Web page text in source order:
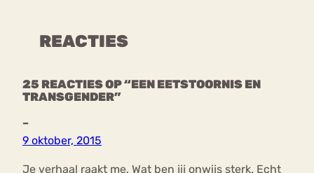
REACTIES
25 REACTIES OP “EEN EETSTOORNIS EN
TRANSGENDER”
–
9 oktober, 2015
Je verhaal raakt me. Wat ben jij onwijs sterk. Echt